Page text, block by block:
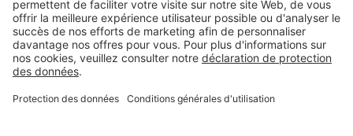
A propos de Dräger
Informations